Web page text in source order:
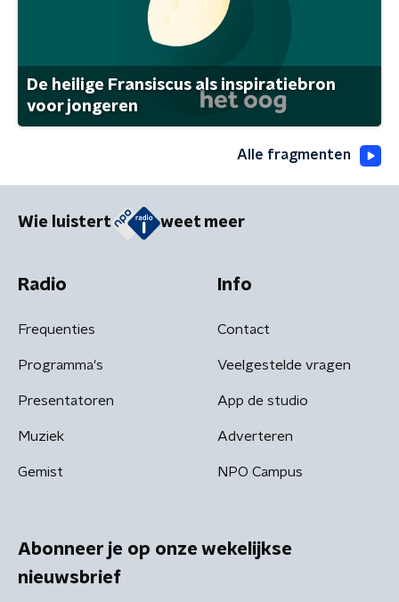
De heilige Fransiscus als inspiratiebron
voor jongeren
Alle fragmenten
Wie luistert weet meer
Radio
Frequenties
Programma's
Presentatoren
Muziek
Gemist
Info
Contact
Veelgestelde vragen
App de studio
Adverteren
NPO Campus
Abonneer je op onze wekelijkse
nieuwsbrief